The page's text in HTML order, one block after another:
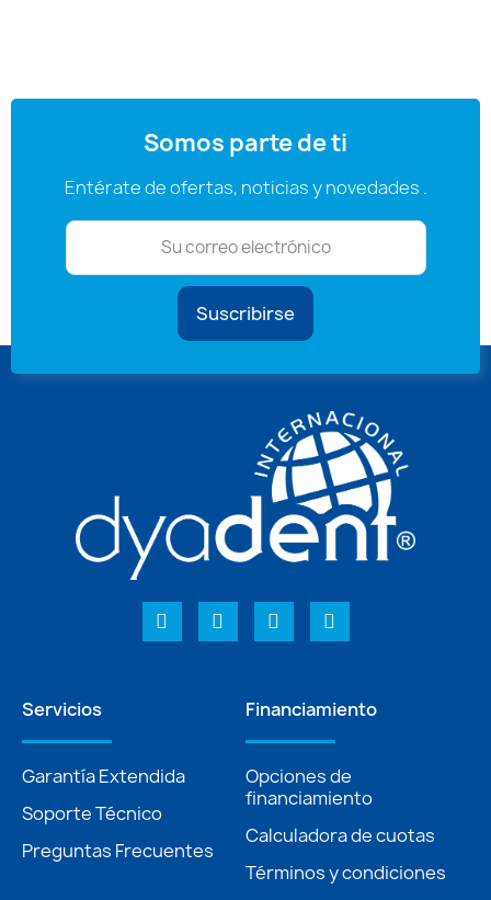
Somos parte de ti
Entérate de ofertas, noticias y novedades .
Suscribirse
Servicios
Garantía Extendida
Soporte Técnico
Preguntas Frecuentes
Financiamiento
Opciones de
financiamiento
Calculadora de cuotas
Términos y condiciones